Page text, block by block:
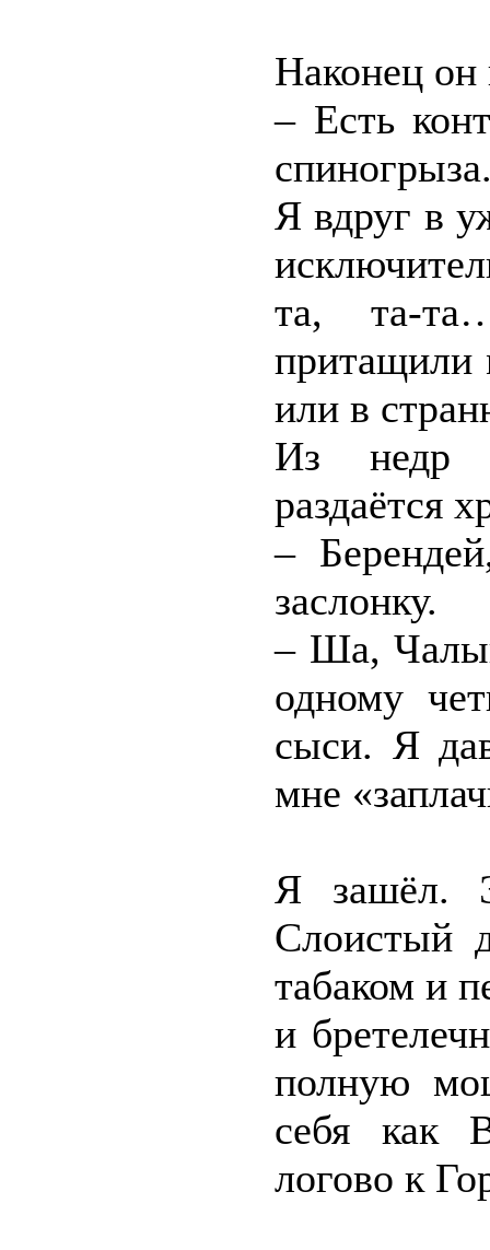
Наконец
– Есть
Я вдруг в
та, та-
притащили
или в
Из недр
раздаётся
–
заслонку.
– Ша,
одному
сыси. Я
мне
Я зашёл.
Слоистый
табаком и
и
полную
себя как
логово к